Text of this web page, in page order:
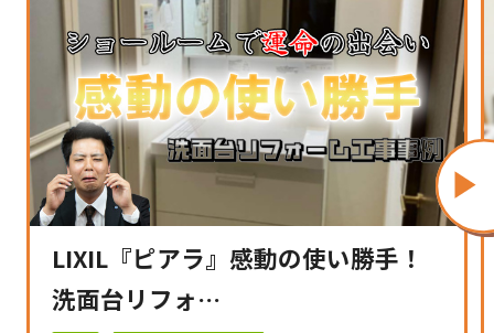
LIXIL『ピアラ』感動の使い勝手！
洗面台リフォ…